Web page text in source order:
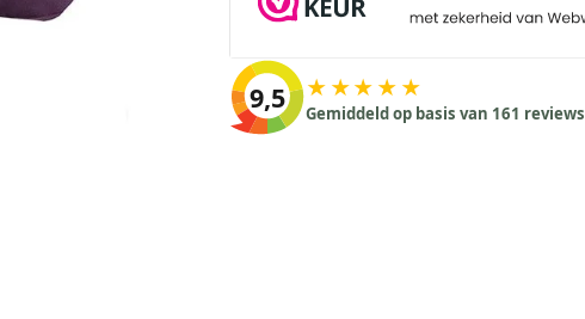
9,5 ★★★★★
Gemiddeld op basis van 161 reviews